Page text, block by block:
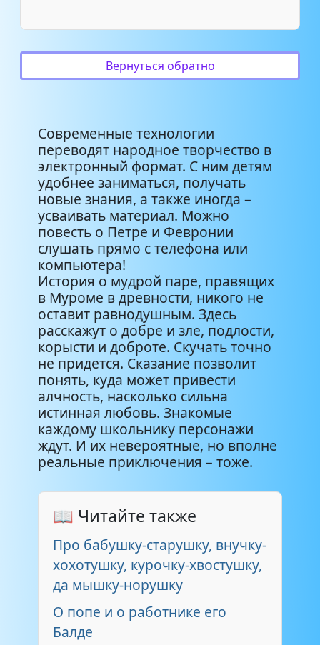
Вернуться обратно
Современные технологии
переводят народное творчество в
электронный формат. С ним детям
удобнее заниматься, получать
новые знания, а также иногда –
усваивать материал. Можно
повесть о Петре и Февронии
слушать прямо с телефона или
компьютера!
История о мудрой паре, правящих
в Муроме в древности, никого не
оставит равнодушным. Здесь
расскажут о добре и зле, подлости,
корысти и доброте. Скучать точно
не придется. Сказание позволит
понять, куда может привести
алчность, насколько сильна
истинная любовь. Знакомые
каждому школьнику персонажи
ждут. И их невероятные, но вполне
реальные приключения – тоже.
📖 Читайте также
Про бабушку-старушку, внучку-
хохотушку, курочку-хвостушку,
да мышку-норушку
О попе и о работнике его
Балде